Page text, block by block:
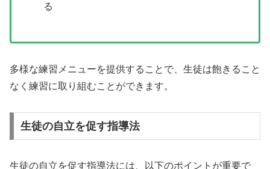
る
多様な練習メニューを提供することで、生徒は飽きること
なく練習に取り組むことができます。
生徒の自立を促す指導法
生徒の自立を促す指導法には、以下のポイントが重要で